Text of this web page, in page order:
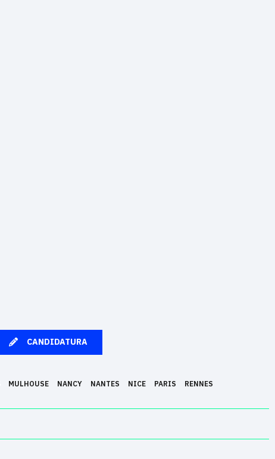
CANDIDATURA
MULHOUSE NANCY NANTES NICE PARIS
RENNES